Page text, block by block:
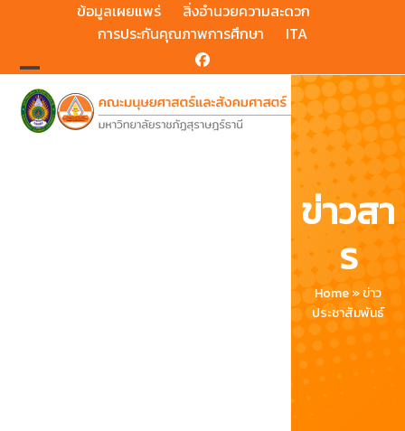
ข้อมูลเผยแพร่
สิ่งอำนวยความสะดวก
การประกันคุณภาพการศึกษา
ITA
Facebook
Open
mobile
Close
mobile
ข่าวสา
ร
Home»ข่าว
ประชาสัมพันธ์